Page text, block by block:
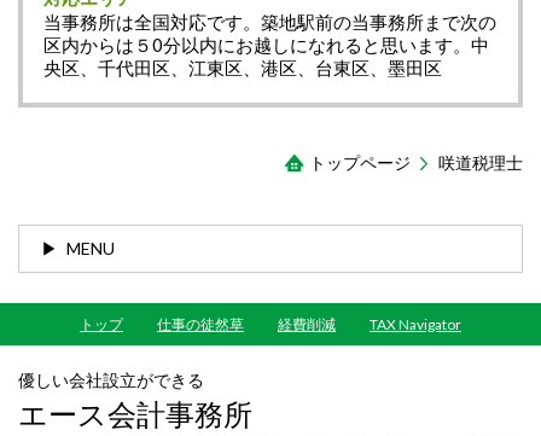
当事務所は全国対応です。築地駅前の当事務所まで次の
区内からは５0分以内にお越しになれると思います。中
央区、千代田区、江東区、港区、台東区、墨田区
トップページ 咲道税理士
MENU
トップ 仕事の徒然草 経費削減 TAX Navigator
優しい会社設立ができる
エース会計事務所